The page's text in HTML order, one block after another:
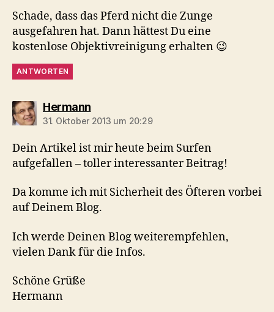
Schade, dass das Pferd nicht die Zunge
ausgefahren hat. Dann hättest Du eine
kostenlose Objektivreinigung erhalten 😉
ANTWORTEN
Hermannsagt:
31. Oktober 2013 um 20:29
Dein Artikel ist mir heute beim Surfen
aufgefallen – toller interessanter Beitrag!
Da komme ich mit Sicherheit des Öfteren vorbei
auf Deinem Blog.
Ich werde Deinen Blog weiterempfehlen,
vielen Dank für die Infos.
Schöne Grüße
Hermann